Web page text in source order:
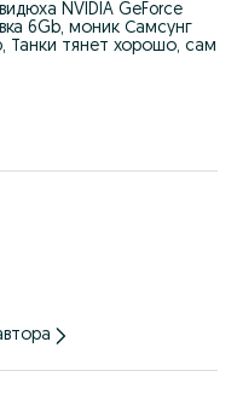
NVIDIA GeForce
6Gb, моник Самсунг
Танки тянет хорошо, сам